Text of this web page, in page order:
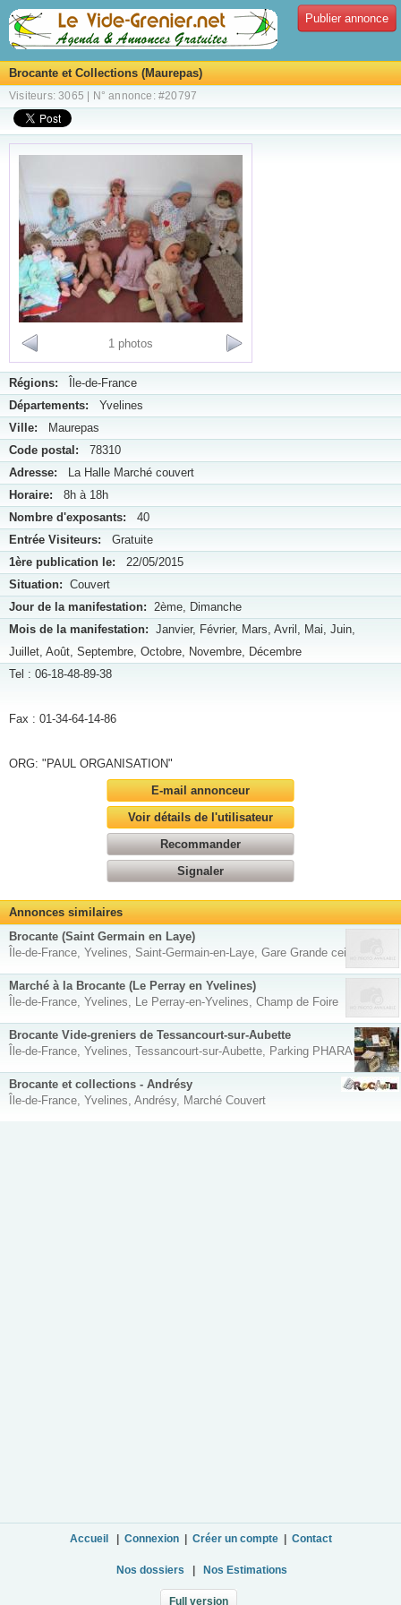
Publier annonce
Brocante et Collections (Maurepas)
Visiteurs: 3065 | N° annonce: #20797
1 photos
Régions: Île-de-France
Départements: Yvelines
Ville: Maurepas
Code postal: 78310
Adresse: La Halle Marché couvert
Horaire: 8h à 18h
Nombre d'exposants: 40
Entrée Visiteurs: Gratuite
1ère publication le: 22/05/2015
Situation: Couvert
Jour de la manifestation: 2ème, Dimanche
Mois de la manifestation: Janvier, Février, Mars, Avril, Mai, Juin,
Juillet, Août, Septembre, Octobre, Novembre, Décembre
Tel : 06-18-48-89-38
Fax : 01-34-64-14-86
ORG: "PAUL ORGANISATION"
E-mail annonceur
Voir détails de l'utilisateur
Recommander
Signaler
Annonces similaires
Brocante (Saint Germain en Laye)
Île-de-France, Yvelines, Saint-Germain-en-Laye, Gare Grande ceinture
Marché à la Brocante (Le Perray en Yvelines)
Île-de-France, Yvelines, Le Perray-en-Yvelines, Champ de Foire
Brocante Vide-greniers de Tessancourt-sur-Aubette
Île-de-France, Yvelines, Tessancourt-sur-Aubette, Parking PHARAON
Brocante et collections - Andrésy
Île-de-France, Yvelines, Andrésy, Marché Couvert
Accueil Connexion| Créer un compte| Contact
Nos dossiers Nos Estimations
Full version